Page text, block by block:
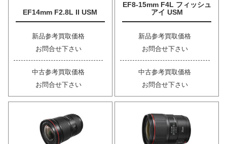
EF14mm F2.8L II USM
新品参考買取価格
お問合せ下さい
中古参考買取価格
お問合せ下さい
EF8-15mm F4L フィッシュ
アイ USM
新品参考買取価格
お問合せ下さい
中古参考買取価格
お問合せ下さい